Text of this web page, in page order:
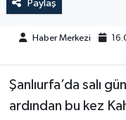
Paylaş
Haber Merkezi
Şanlıurfa’da salı
ardından bu kez